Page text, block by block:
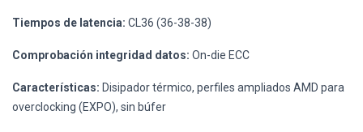
Tiempos de latencia: CL36 (36-38-38)
Comprobación integridad datos: On-die ECC
Características: Disipador térmico, perfiles ampliados AMD para
overclocking (EXPO), sin búfer